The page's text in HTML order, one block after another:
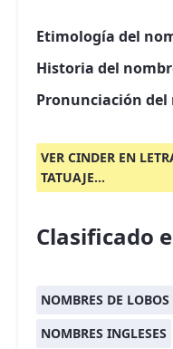
Etimología del
Historia del
Pronunciación del
VER CINDER EN
TATUAJE...
Clasificado
NOMBRES DE LOBOS
NOMBRES INGLESES